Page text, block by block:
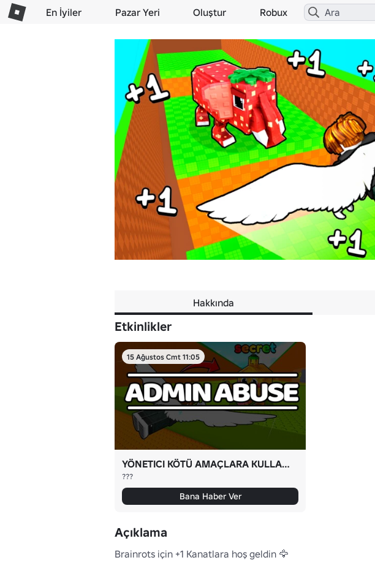
En İyiler Pazar Yeri Oluştur Robux
Hakkında
Etkinlikler
15 Ağustos Cmt 11:05
YÖNETICI KÖTÜ AMAÇLARA KULLANIMI!
???
Bana Haber Ver
Açıklama
Brainrots için +1 Kanatlara hoş geldin 🦅